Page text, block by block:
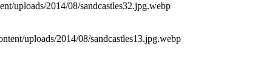
uploads/2014/08/sandcastles32.jpg.webp
uploads/2014/08/sandcastles13.jpg.webp